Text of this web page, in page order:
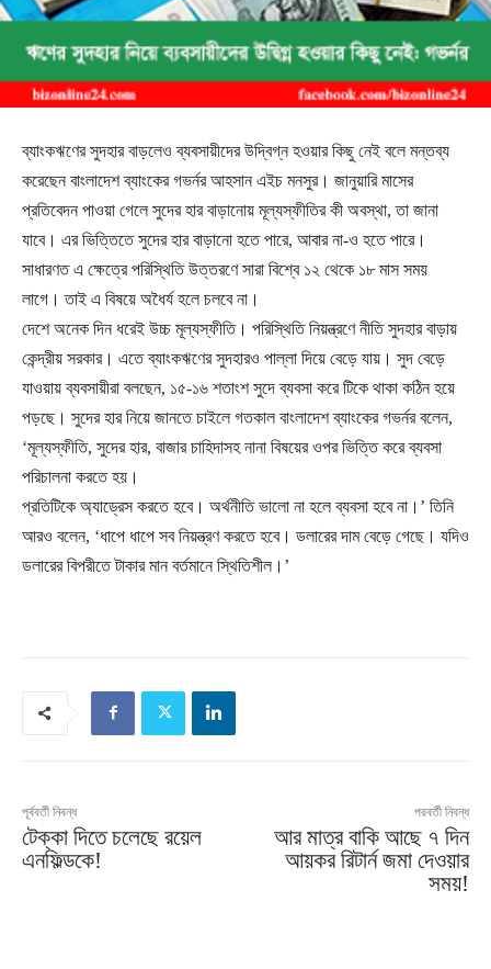
ব্যাংকঋণের সুদহার বাড়লেও ব্যবসায়ীদের উদ্বিগ্ন হওয়ার কিছু নেই বলে মন্তব্য
করেছেন বাংলাদেশ ব্যাংকের গভর্নর আহসান এইচ মনসুর। জানুয়ারি মাসের
প্রতিবেদন পাওয়া গেলে সুদের হার বাড়ানোয় মূল্যস্ফীতির কী অবস্থা, তা জানা
যাবে। এর ভিত্তিতে সুদের হার বাড়ানো হতে পারে, আবার না-ও হতে পারে।
সাধারণত এ ক্ষেত্রে পরিস্থিতি উত্তরণে সারা বিশ্বে ১২ থেকে ১৮ মাস সময়
লাগে। তাই এ বিষয়ে অধৈর্য হলে চলবে না।
দেশে অনেক দিন ধরেই উচ্চ মূল্যস্ফীতি। পরিস্থিতি নিয়ন্ত্রণে নীতি সুদহার বাড়ায়
কেন্দ্রীয় সরকার। এতে ব্যাংকঋণের সুদহারও পাল্লা দিয়ে বেড়ে যায়। সুদ বেড়ে
যাওয়ায় ব্যবসায়ীরা বলছেন, ১৫-১৬ শতাংশ সুদে ব্যবসা করে টিকে থাকা কঠিন হয়ে
পড়ছে। সুদের হার নিয়ে জানতে চাইলে গতকাল বাংলাদেশ ব্যাংকের গভর্নর বলেন,
‘মূল্যস্ফীতি, সুদের হার, বাজার চাহিদাসহ নানা বিষয়ের ওপর ভিত্তি করে ব্যবসা
পরিচালনা করতে হয়।
প্রতিটিকে অ্যাড্রেস করতে হবে। অর্থনীতি ভালো না হলে ব্যবসা হবে না।’ তিনি
আরও বলেন, ‘ধাপে ধাপে সব নিয়ন্ত্রণ করতে হবে। ডলারের দাম বেড়ে গেছে। যদিও
ডলারের বিপরীতে টাকার মান বর্তমানে স্থিতিশীল।’
পূর্ববর্তী নিবন্ধ
টেক্কা দিতে চলেছে রয়েল
এনফিল্ডকে!
পরবর্তী নিবন্ধ
আর মাত্র বাকি আছে ৭ দিন
আয়কর রিটার্ন জমা দেওয়ার
সময়!